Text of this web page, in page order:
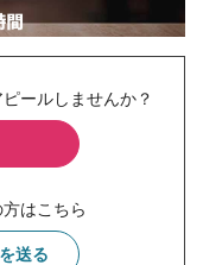
ールしませんか？
はこちら
送る